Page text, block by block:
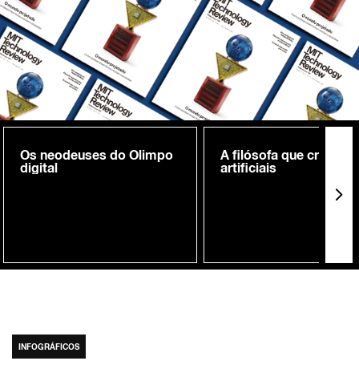
Os neodeuses do Olimpo
digital
A filósofa que cria
artificiais
INFOGRÁFICOS